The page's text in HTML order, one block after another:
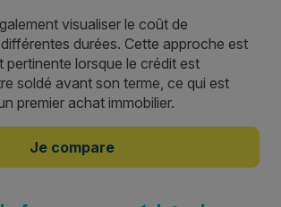
visualiser le coût de
différentes durées. Cette approche est
pertinente lorsque le crédit est
soldé avant son terme, ce qui est
premier achat immobilier.
Je compare